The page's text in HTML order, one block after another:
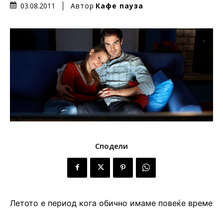
03.08.2011 Автор Кафе пауза
Сподели
Летото е период кога обично имаме повеќе време